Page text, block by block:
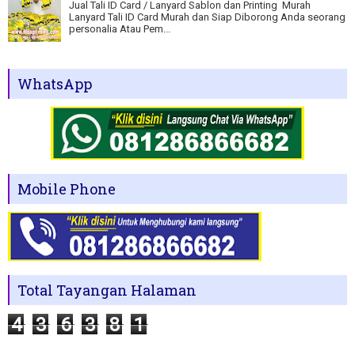
Jual Tali ID Card / Lanyard Sablon dan Printing Murah
Lanyard Tali ID Card Murah dan Siap Diborong Anda seorang
personalia Atau Pem...
WhatsApp
Mobile Phone
Total Tayangan Halaman
4 3 6 3 8 1